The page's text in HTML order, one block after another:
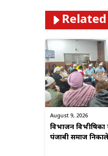
August 9, 2026
विभाजन विभीषिका
पंजाबी समाज